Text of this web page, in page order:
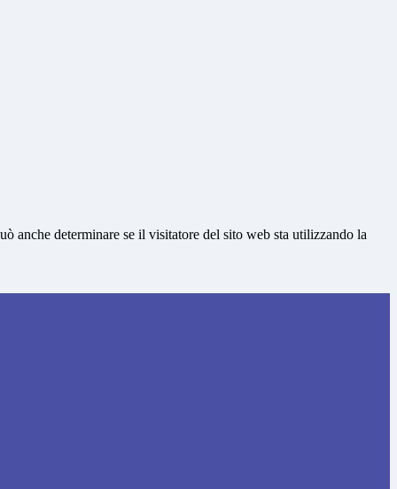
anche determinare se il visitatore del sito web sta utilizzando la